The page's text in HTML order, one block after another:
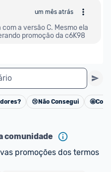
um mês atrás
a versão C. Mesmo ela
promoção da c6K98
Cancelar
😢 Não Consegui 🤩
comunidade
promoções dos termos